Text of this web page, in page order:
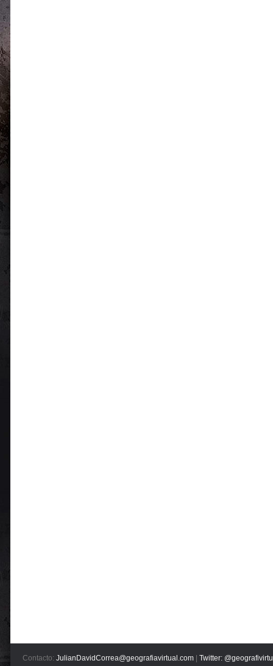
Contacto: JulianDavidCorrea@geografiavirtual.com Twitter: